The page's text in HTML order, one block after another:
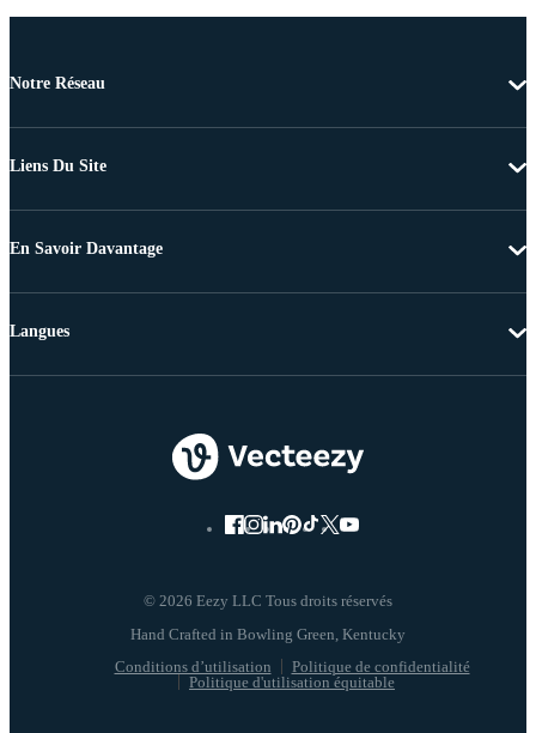
Notre Réseau
Liens Du Site
En Savoir Davantage
© 2026 Eezy LLC Tous droits réservés
Conditions d’utilisation
Politique de confidentialité
Politique d'utilisation équitable
Langues